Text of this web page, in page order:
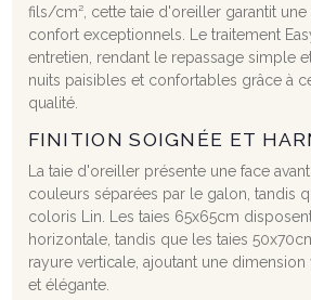
fils/cm², cette taie d'oreiller garantit
confort exceptionnels. Le traitement
entretien, rendant le repassage simple
nuits paisibles et confortables grâce à
qualité.
FINITION SOIGNÉE ET
La taie d'oreiller présente une face
couleurs séparées par le galon, tandis
coloris Lin. Les taies 65x65cm
horizontale, tandis que les taies
rayure verticale, ajoutant une
et élégante.